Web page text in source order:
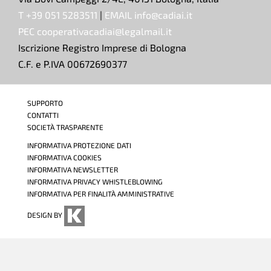
T +39 051 5283511 | EMAIL info@cadiai.it
PEC cooperativacadiai@legalmail.it
Iscrizione Registro Imprese di Bologna
C.F. e P.IVA 00672690377
SUPPORTO
CONTATTI
SOCIETÀ TRASPARENTE
INFORMATIVA PROTEZIONE DATI
INFORMATIVA COOKIES
INFORMATIVA NEWSLETTER
INFORMATIVA PRIVACY WHISTLEBLOWING
INFORMATIVA PER FINALITÀ AMMINISTRATIVE
DESIGN BY